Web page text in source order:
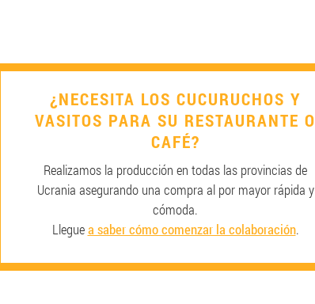
¿NECESITA LOS CUCURUCHOS Y
VASITOS PARA SU RESTAURANTE O
CAFÉ?
Realizamos la producción en todas las provincias de
Ucrania asegurando una compra al por mayor rápida y
cómoda.
Lleguea saber cómo comenzar la colaboración.